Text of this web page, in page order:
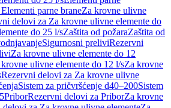
parne braneZa krovne ulivne
delovi za Za krovne ulivne elemente do
do 25 l/sZaštita od požaraZaštita od
Sigurnosni preliviRezervni
Za krovne ulivne elemente do 12
ulivne elemente do 12 l/sZa krovne
Rezervni delovi za Za krovne ulivne
Sistem za pričvršćenje d40–200Sistem
PriborRezervni delovi za PriborZa krovne